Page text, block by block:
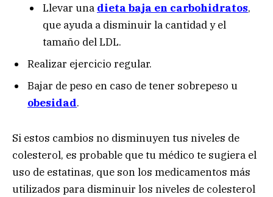
Llevar una dieta baja en carbohidratos,
que ayuda a disminuir la cantidad y el
tamaño del LDL.
Realizar ejercicio regular.
Bajar de peso en caso de tener sobrepeso u
obesidad.
Si estos cambios no disminuyen tus niveles de
colesterol, es probable que tu médico te sugiera el
uso de estatinas, que son los medicamentos más
utilizados para disminuir los niveles de colesterol